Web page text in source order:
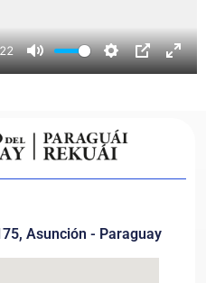
Mute Settings
PIP
Asunción - Paraguay